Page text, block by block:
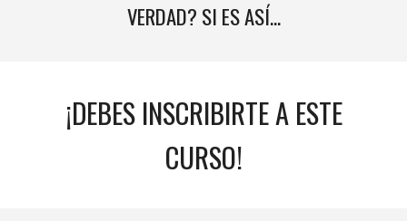
VERDAD? SI ES ASÍ...
¡DEBES INSCRIBIRTE A ESTE
CURSO!